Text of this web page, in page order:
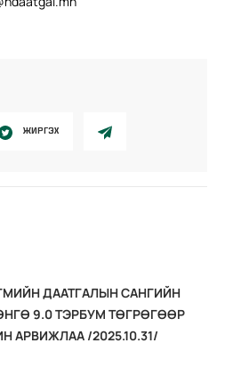
ЖИРГЭХ
ДААТГАЛЫН САНГИЙН
9.0 ТЭРБУМ ТӨГРӨГӨӨР
АРВИЖЛАА /2025.10.31/